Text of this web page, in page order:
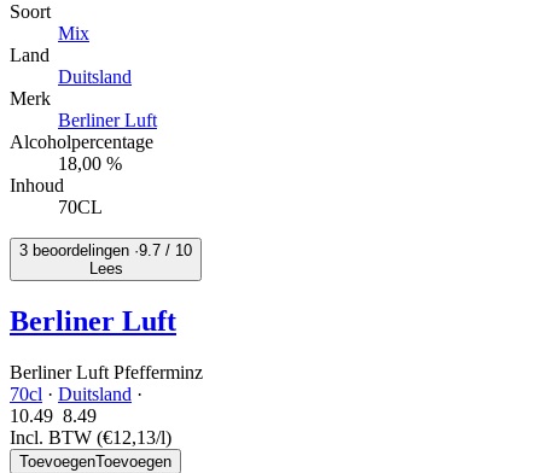
Soort
Mix
Land
Duitsland
Merk
Berliner Luft
Alcoholpercentage
18,00 %
Inhoud
70CL
3 beoordelingen ·9.7 / 10
Lees
Berliner Luft
Berliner Luft Pfefferminz
70cl · Duitsland ·
10.49 8.49
Incl. BTW (€12,13/l)
ToevoegenToevoegen